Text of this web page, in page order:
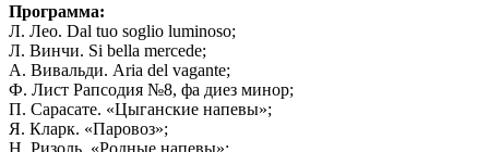
Программа:
Л. Лео. Dal tuo soglio luminoso;
Л. Винчи. Si bella mercede;
А. Вивальди. Aria del vagante;
Ф. Лист Рапсодия №8, фа диез минор;
П. Сарасате. «Цыганские напевы»;
Я. Кларк. «Паровоз»;
Н. Ризоль. «Родные напевы»;